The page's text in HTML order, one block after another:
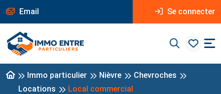
Email Se connecter
Immo particulier Nièvre
Chevroches
Locations
Local commercial